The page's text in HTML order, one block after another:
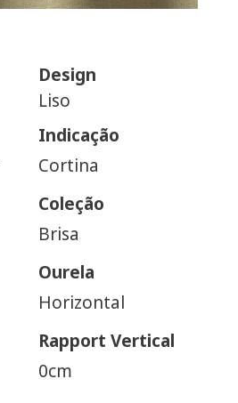
Design
Liso
Indicação
Cortina
Coleção
Brisa
Ourela
Horizontal
Rapport Vertical
0cm